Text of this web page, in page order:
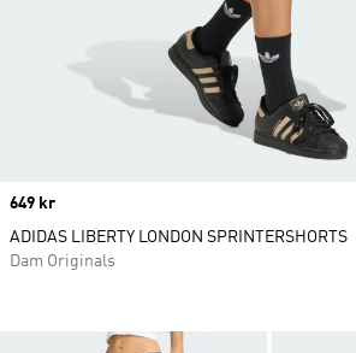
Price
649 kr
ADIDAS LIBERTY LONDON SPRINTERSHORTS
Dam Originals